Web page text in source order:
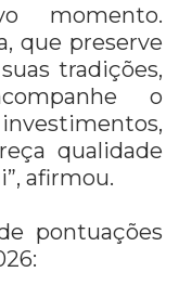
momento.
que preserve
tradições,
o
qualidade
afirmou.
pontuações